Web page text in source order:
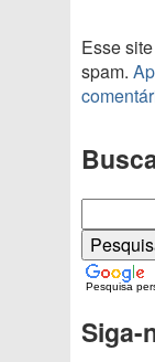
Esse
spam.
Pesquisa
Siga-